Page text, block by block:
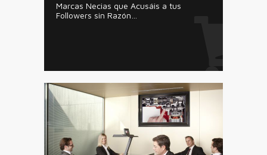
Marcas Necias que Acusáis a tus
Followers sin Razón…